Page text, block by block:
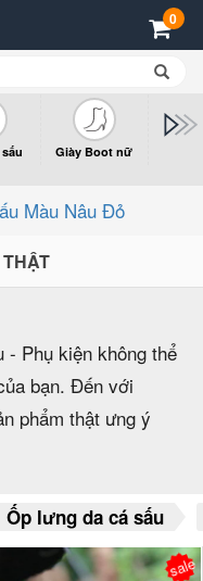
0
Giày Boot nữ
Màu Nâu Đỏ
- Phụ kiện không thể
bạn. Đến với
phẩm thật ưng ý
Ốp lưng da cá sấu
sale